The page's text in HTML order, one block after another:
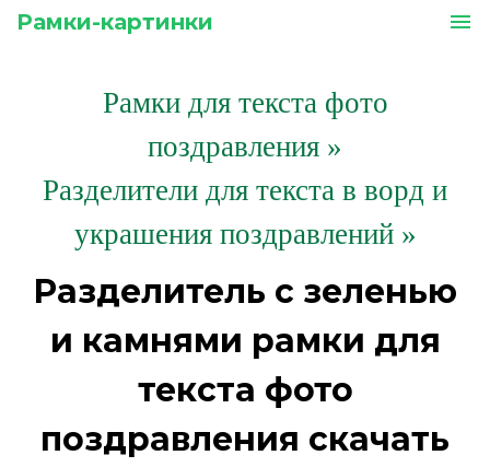
Рамки-картинки menu
Рамки для текста фото
поздравления »
Разделители для текста в ворд и
украшения поздравлений »
Разделитель с зеленью
и камнями рамки для
текста фото
поздравления скачать